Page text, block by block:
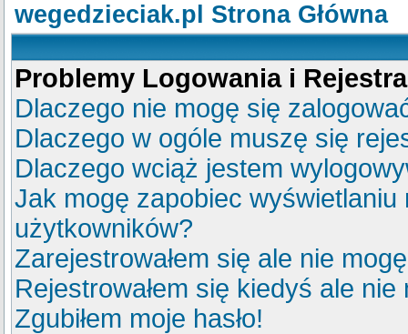
wegedzieciak.pl Strona Główna
Problemy Logowania i
Dlaczego nie mogę się
Dlaczego w ogóle muszę się
Dlaczego wciąż jestem
Jak mogę zapobiec
użytkowników?
Zarejestrowałem się ale nie
Rejestrowałem się kiedyś ale
Zgubiłem moje hasło!